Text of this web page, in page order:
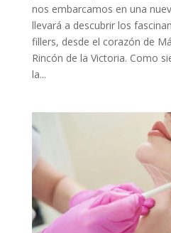
nos embarcamos en una
llevará a descubrir los
fillers, desde el corazón de
Rincón de la Victoria. Como
la...